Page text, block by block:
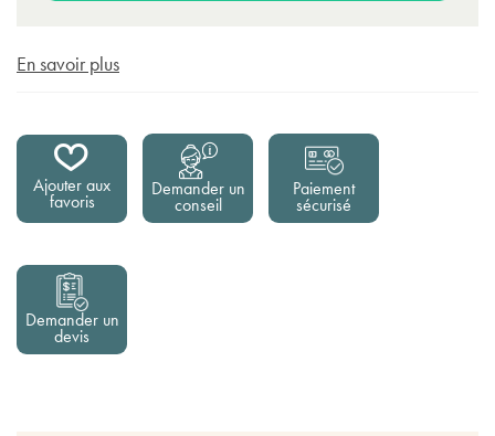
En savoir plus
Ajouter aux
favoris
Demander un
conseil
Paiement
sécurisé
Demander un
devis